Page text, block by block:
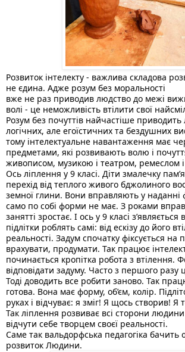
Розвиток інтелекту - важлива складова
не єдина. Адже розум без моральності
вже не раз приводив людство до межі
волі - це неможливість втілити свої
Розум без почуттів найчастіше
логічних, але егоїстичних та бездушних
тому інтелектуальне навантаження має
предметами, які розвивають волю і
живописом, музикою і театром, ремеслом і
Ось ліплення у 9 класі. Діти змалечку
перехід від теплого живого бджолиного
земної глини. Вони вправляють у
само по собі форми не має. З роками
занятті зростає. І ось у 9 класі
підлітки роблять самі: від ескізу до його
реальності. Задум спочатку фіксується на
врахувати, продумати. Так працює
починається кропітка робота з втілення.
відповідати задуму. Часто з першого разу
Тоді доводить все робити заново. Так
готова. Вона має форму, об’єм, колір.
руках і відчуває: я зміг! Я щось створив! Я
Так ліплення розвиває всі сторони
відчути себе творцем своєї реальності.
Саме так вальдорфська педагогіка бачить
розвиток Людини.